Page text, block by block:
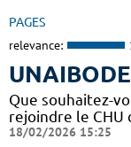
PAGES
relevance:
Que souhaitez-
rejoindre le CHU
18/02/2026 15:25